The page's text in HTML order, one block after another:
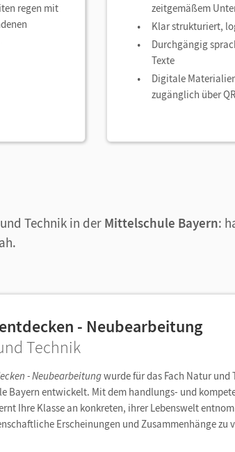
regen mit
zeitgemäßem
Klar strukturiert,
Durchgängig
Texte
Digitale
zugänglich über
Technik in der Mittelschule Bayern:
- Neubearbeitung
Technik
- Neubearbeitungwurde für das Fach Natur und
Bayern entwickelt. Mit dem handlungs- und
Ihre Klasse an konkreten, ihrer Lebenswelt
Erscheinungen und Zusammenhänge zu